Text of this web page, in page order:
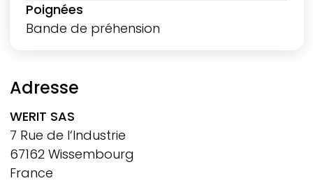
Poignées
Bande de préhension
Adresse
WERIT SAS
7 Rue de l‘Industrie
67162 Wissembourg
France